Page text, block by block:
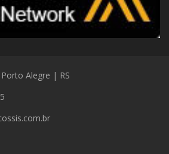
Alegre | RS